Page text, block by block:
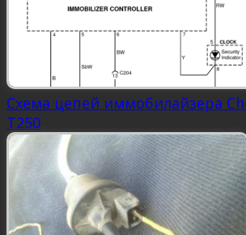
Схема цепей иммобилайзера
Т250